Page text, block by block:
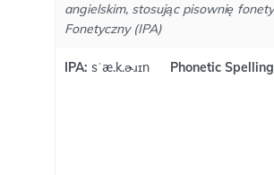
angielskim, stosując pisownię
Fonetyczny (IPA)
IPA: sˈæ.k.ɚɹɪn Phonetic